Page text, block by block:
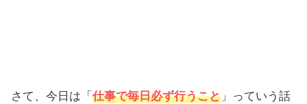
さて、今日は「 仕事で毎日必ず行うこと 」っていう話